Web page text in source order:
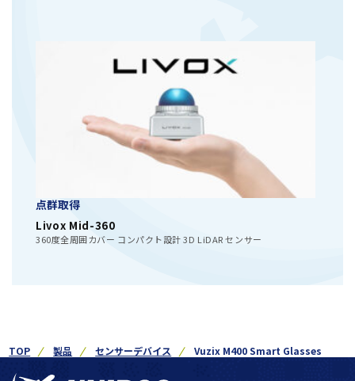
点群取得
Livox Mid-360
360度全周囲カバー コンパクト設計 3D LiDAR センサー
TOP 製品 センサーデバイス Vuzix M400 Smart Glasses